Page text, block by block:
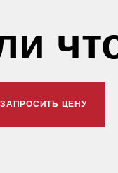
ЗАПРОСИТЬ ЦЕНУ